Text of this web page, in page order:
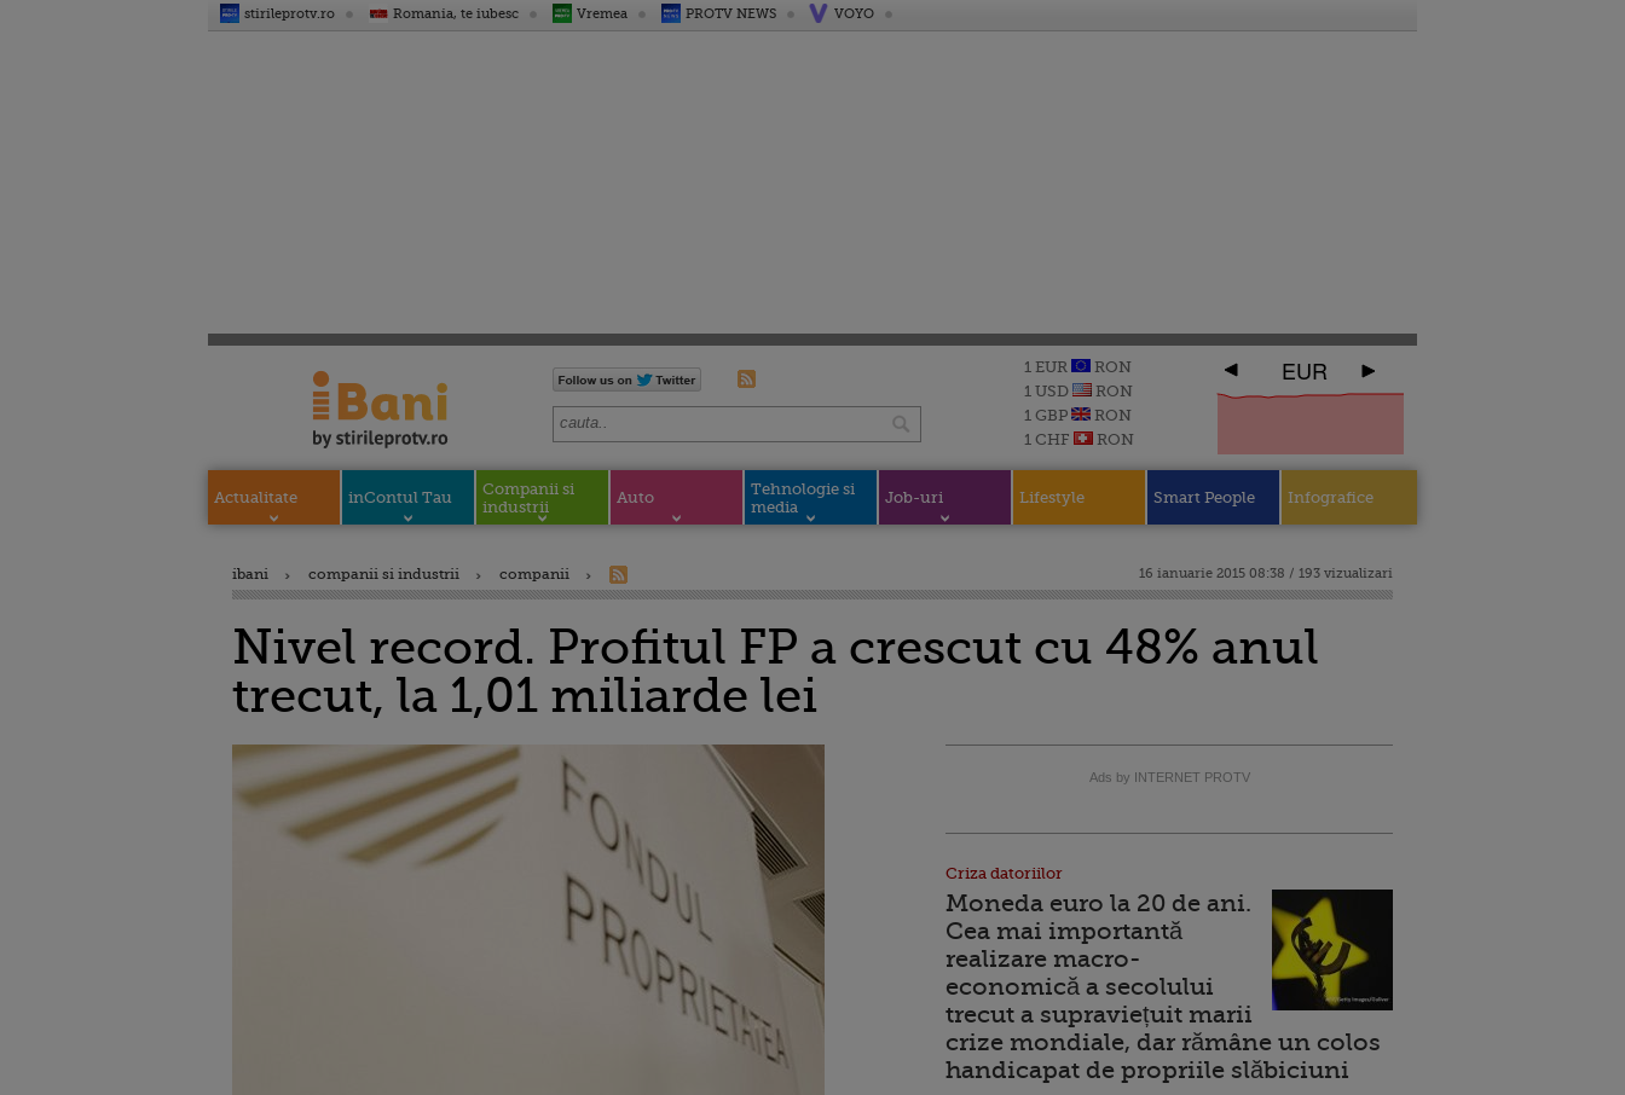
stirileprotv.ro Romania, te iubesc Vremea PROTV NEWS VOYO
1 EUR
RON
1 USD
RON
1 GBP
RON
1 CHF
RON
EUR
Actualitate inContul Tau
Companii si
industrii
Auto
Tehnologie si
media
Job-uri Lifestyle Smart People Infografice
ibani companii si industrii companii 16 ianuarie 2015 08:38 / 193 vizualizari
Nivel record. Profitul FP a crescut cu 48% anul
trecut, la 1,01 miliarde lei
Ads by INTERNET PROTV
Criza datoriilor
Moneda euro la 20 de ani.
Cea mai importantă
realizare macro-
economică a secolului
trecut a supraviețuit marii
crize mondiale, dar rămâne un colos
handicapat de propriile slăbiciuni